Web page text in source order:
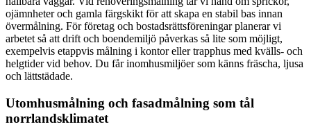
ojämnheter och gamla färgskikt för att skapa en stabil bas innan
övermålning. För företag och bostadsrättsföreningar planerar vi
arbetet så att drift och boendemiljö påverkas så lite som möjligt,
exempelvis etappvis målning i kontor eller trapphus med kvälls- och
helgtider vid behov. Du får inomhusmiljöer som känns fräscha, ljusa
och lättstädade.
Utomhusmålning och fasadmålning som tål
norrlandsklimatet